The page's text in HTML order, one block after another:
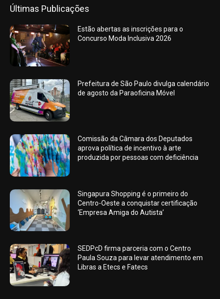
Últimas Publicações
Estão abertas as inscrições para o
Concurso Moda Inclusiva 2026
Prefeitura de São Paulo divulga calendário
de agosto da Paraoficina Móvel
Comissão da Câmara dos Deputados
aprova política de incentivo à arte
produzida por pessoas com deficiência
Singapura Shopping é o primeiro do
Centro-Oeste a conquistar certificação
‘Empresa Amiga do Autista’
SEDPcD firma parceria com o Centro
Paula Souza para levar atendimento em
Libras a Etecs e Fatecs